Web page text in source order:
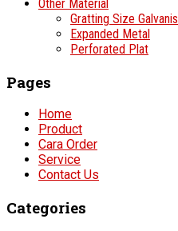
Other Material
Gratting Size Galvanis
Expanded Metal
Perforated Plat
Pages
Home
Product
Cara Order
Service
Contact Us
Categories